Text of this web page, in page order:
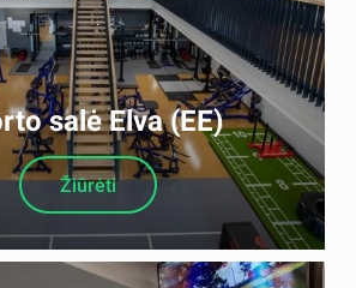
salė Elva (EE)
Žiūrėti